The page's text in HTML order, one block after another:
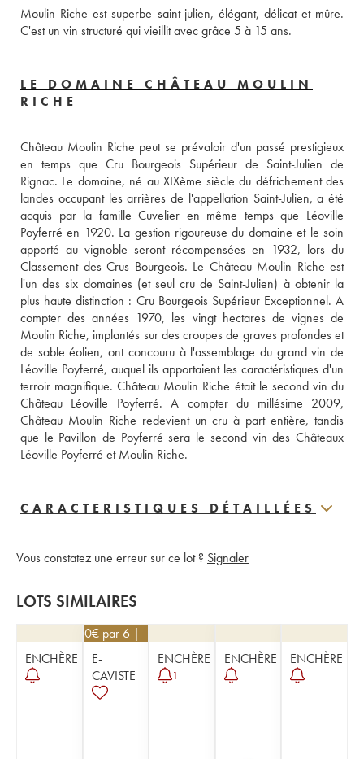
Moulin Riche est superbe saint-julien, élégant, délicat et mûre.
C'est un vin structuré qui vieillit avec grâce 5 à 15 ans.
LE DOMAINE CHÂTEAU MOULIN
RICHE
Château Moulin Riche peut se prévaloir d'un passé prestigieux
en temps que Cru Bourgeois Supérieur de Saint-Julien de
Rignac. Le domaine, né au XIXème siècle du défrichement des
landes occupant les arrières de l'appellation Saint-Julien, a été
acquis par la famille Cuvelier en même temps que Léoville
Poyferré en 1920. La gestion rigoureuse du domaine et le soin
apporté au vignoble seront récompensées en 1932, lors du
Classement des Crus Bourgeois. Le Château Moulin Riche est
l'un des six domaines (et seul cru de Saint-Julien) à obtenir la
plus haute distinction : Cru Bourgeois Supérieur Exceptionnel. A
compter des années 1970, les vingt hectares de vignes de
Moulin Riche, implantés sur des croupes de graves profondes et
de sable éolien, ont concouru à l'assemblage du grand vin de
Léoville Poyferré, auquel ils apportaient les caractéristiques d'un
terroir magnifique. Château Moulin Riche était le second vin du
Château Léoville Poyferré. A compter du millésime 2009,
Château Moulin Riche redevient un cru à part entière, tandis
que le Pavillon de Poyferré sera le second vin des Châteaux
Léoville Poyferré et Moulin Riche.
CARACTERISTIQUES DÉTAILLÉES
Vous constatez une erreur sur ce lot ? Signaler
LOTS SIMILAIRES
ENCHÈRE
31,50€ par 6 | -10%
E-
CAVISTE
ENCHÈRE
1
ENCHÈRE ENCHÈRE